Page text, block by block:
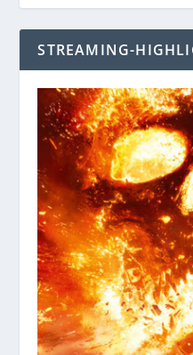
STREAMING-